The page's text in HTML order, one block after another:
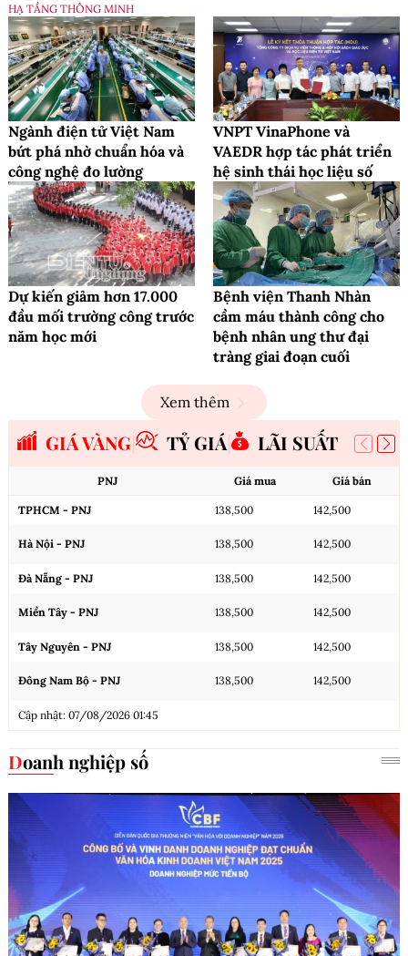
HẠ TẦNG THÔNG MINH
Ngành điện tử Việt Nam
bứt phá nhờ chuẩn hóa và
công nghệ đo lường
VNPT VinaPhone và
VAEDR hợp tác phát triển
hệ sinh thái học liệu số
Dự kiến giảm hơn 17.000
đầu mối trường công trước
năm học mới
Bệnh viện Thanh Nhàn
cầm máu thành công cho
bệnh nhân ung thư đại
tràng giai đoạn cuối
Xem thêm
GIÁ VÀNG TỶ GIÁ LÃI SUẤT
PNJ Giá mua Giá bán
TPHCM - PNJ 138,500 142,500
Hà Nội - PNJ 138,500 142,500
Đà Nẵng - PNJ 138,500 142,500
Miền Tây - PNJ 138,500 142,500
Tây Nguyên - PNJ 138,500 142,500
Đông Nam Bộ - PNJ 138,500 142,500
Cập nhật: 07/08/2026 01:45
Doanh nghiệp số